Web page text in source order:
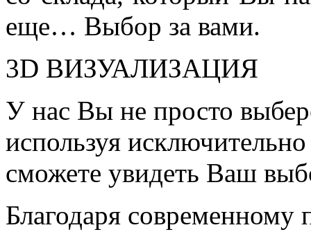
еще… Выбор за вами.
3D ВИЗУАЛИЗАЦИЯ
У нас Вы не просто
используя
сможете увидеть Ваш
Благодаря